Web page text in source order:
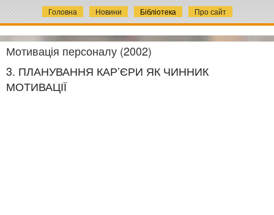
Головна Новини Бібліотека Про сайт
Мотивація персоналу (2002)
3. ПЛАНУВАННЯ КАР’ЄРИ ЯК ЧИННИК
МОТИВАЦІЇ